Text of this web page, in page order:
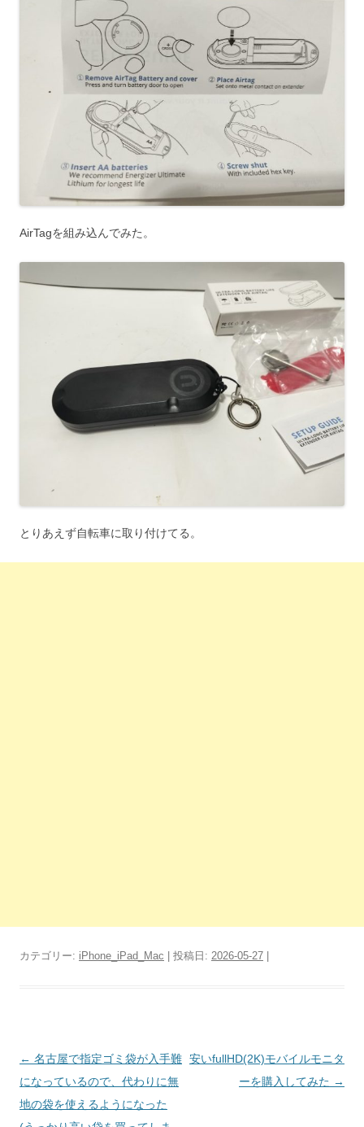
AirTagを組み込んでみた。
とりあえず自転車に取り付けてる。
カテゴリー: iPhone_iPad_Mac | 投稿日: 2026-05-27
投
稿
ナ
← 名古屋で指定ゴミ袋が入手難
になっているので、代わりに無
地の袋を使えるようになった
安いfullHD(2K)モバイルモニタ
ーを購入してみた →